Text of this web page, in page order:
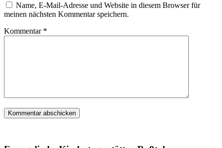
Name, E-Mail-Adresse und Website in diesem Browser für
meinen nächsten Kommentar speichern.
Kommentar *